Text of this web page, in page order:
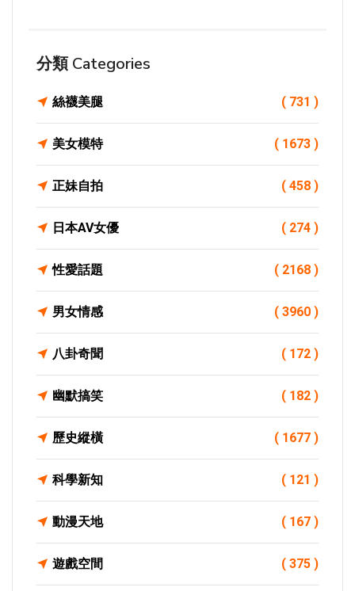
分類 Categories
絲襪美腿 ( 731 )
美女模特 ( 1673 )
正妹自拍 ( 458 )
日本AV女優 ( 274 )
性愛話題 ( 2168 )
男女情感 ( 3960 )
八卦奇聞 ( 172 )
幽默搞笑 ( 182 )
歷史縱橫 ( 1677 )
科學新知 ( 121 )
動漫天地 ( 167 )
遊戲空間 ( 375 )